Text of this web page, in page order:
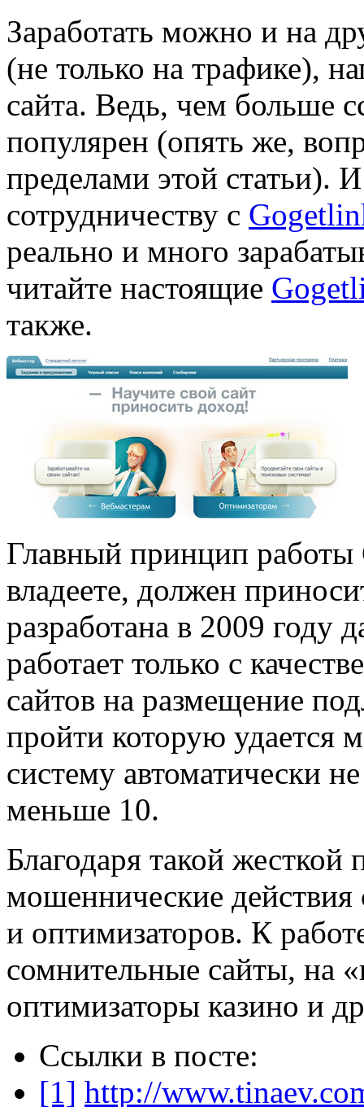
Заработать можно и на
(не только на трафике),
сайта. Ведь, чем больше
популярен (опять же,
пределами этой статьи).
сотрудничеству с
реально и много
читайте настоящие
также.
Главный принцип
владеете, должен
разработана в 2009 году
работает только с
сайтов на размещение
пройти которую удается
систему автоматически
меньше 10.
Благодаря такой
мошеннические действия
и оптимизаторов. К
сомнительные сайты, на
оптимизаторы казино и
Ссылки в посте:
[1] http://